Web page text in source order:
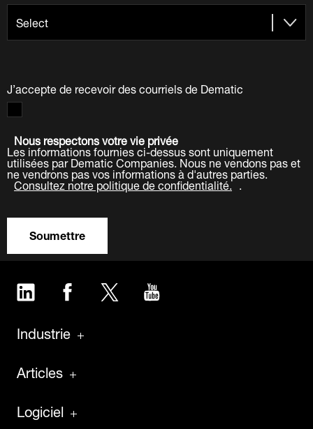
J’accepte de recevoir des courriels de Dematic
Nous respectons votre vie privée
Les informations fournies ci-dessus sont uniquement
utilisées par Dematic Companies. Nous ne vendons pas et
ne vendrons pas vos informations à d'autres parties.
Consultez notre politique de confidentialité. .
Soumettre
LinkedIn Facebook Twitter
Industrie
Articles
Logiciel